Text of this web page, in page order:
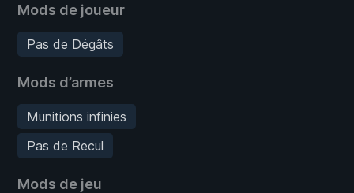
Mods de joueur
Pas de Dégâts
Mods d’armes
Munitions infinies
Pas de Recul
Mods de jeu